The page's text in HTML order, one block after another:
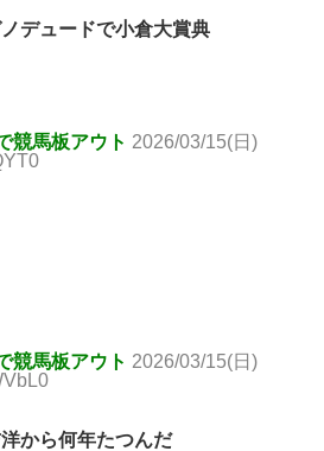
デュードで小倉大賞典
競馬板アウト 2026/03/15(日)
競馬板アウト 2026/03/15(日)
から何年たつんだ